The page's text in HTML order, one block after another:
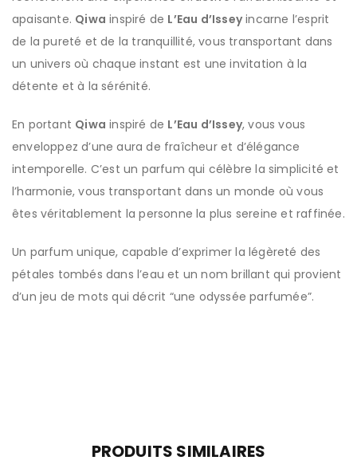
apaisante. Qiwa inspiré de L’Eau d’Isseyincarne l’esprit
de la pureté et de la tranquillité, vous transportant dans
un univers où chaque instant est une invitation à la
détente et à la sérénité.
En portant Qiwa inspiré de L’Eau d’Issey, vous vous
enveloppez d’une aura de fraîcheur et d’élégance
intemporelle. C’est un parfum qui célèbre la simplicité et
l’harmonie, vous transportant dans un monde où vous
êtes véritablement la personne la plus sereine et raffinée.
Un parfum unique, capable d’exprimer la légèreté des
pétales tombés dans l’eau et un nom brillant qui provient
d’un jeu de mots qui décrit “une odyssée parfumée”.
PRODUITS SIMILAIRES